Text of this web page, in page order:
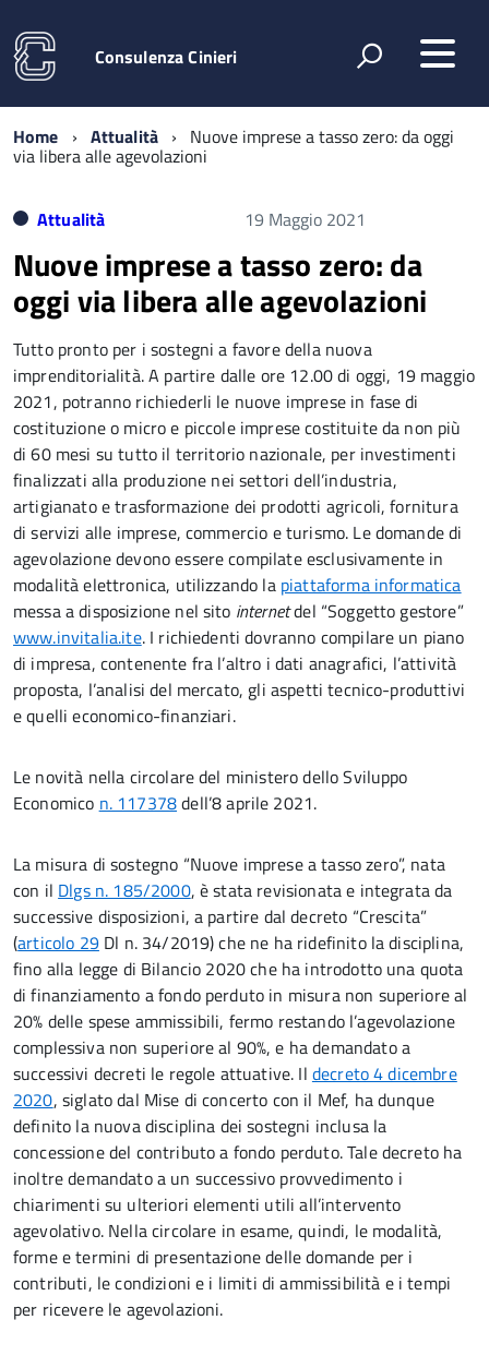
Consulenza Cinieri
Home Attualità Nuove imprese a tasso zero: da oggi
via libera alle agevolazioni
Attualità 19 Maggio 2021
Nuove imprese a tasso zero: da
oggi via libera alle agevolazioni
Tutto pronto per i sostegni a favore della nuova
imprenditorialità. A partire dalle ore 12.00 di oggi, 19 maggio
2021, potranno richiederli le nuove imprese in fase di
costituzione o micro e piccole imprese costituite da non più
di 60 mesi su tutto il territorio nazionale, per investimenti
finalizzati alla produzione nei settori dell’industria,
artigianato e trasformazione dei prodotti agricoli, fornitura
di servizi alle imprese, commercio e turismo. Le domande di
agevolazione devono essere compilate esclusivamente in
modalità elettronica, utilizzando la piattaforma informatica
messa a disposizione nel sito internetdel “Soggetto gestore”
www.invitalia.ite. I richiedenti dovranno compilare un piano
di impresa, contenente fra l’altro i dati anagrafici, l’attività
proposta, l’analisi del mercato, gli aspetti tecnico-produttivi
e quelli economico-finanziari.
Le novità nella circolare del ministero dello Sviluppo
Economico n. 117378dell’8 aprile 2021.
La misura di sostegno “Nuove imprese a tasso zero”, nata
con il Dlgs n. 185/2000, è stata revisionata e integrata da
successive disposizioni, a partire dal decreto “Crescita”
(articolo 29Dl n. 34/2019) che ne ha ridefinito la disciplina,
fino alla legge di Bilancio 2020 che ha introdotto una quota
di finanziamento a fondo perduto in misura non superiore al
20% delle spese ammissibili, fermo restando l’agevolazione
complessiva non superiore al 90%, e ha demandato a
successivi decreti le regole attuative. Il decreto 4 dicembre
2020, siglato dal Mise di concerto con il Mef, ha dunque
definito la nuova disciplina dei sostegni inclusa la
concessione del contributo a fondo perduto. Tale decreto ha
inoltre demandato a un successivo provvedimento i
chiarimenti su ulteriori elementi utili all’intervento
agevolativo. Nella circolare in esame, quindi, le modalità,
forme e termini di presentazione delle domande per i
contributi, le condizioni e i limiti di ammissibilità e i tempi
per ricevere le agevolazioni.